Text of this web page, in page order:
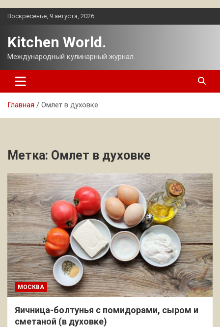
Перейти
Воскресенье, 9 августа, 2026
Kitchen World.
Международный кулинарный журнал.
Главная Омлет в духовке
Метка: Омлет в духовке
МОСКВА
Яичница-болтунья с помидорами, сыром и
сметаной (в духовке)